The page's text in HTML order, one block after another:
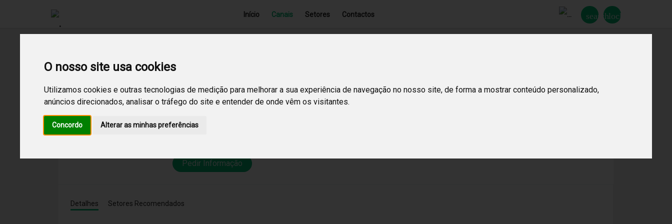
O nosso site usa cookies
Utilizamos cookies e outras tecnologias de medição para melhorar a sua experiência de navegação no nosso site, de forma a mostrar conteúdo personalizado,
anúncios direcionados, analisar o tráfego do site e entender de onde vêm os visitantes.
Concordo Alterar as minhas preferências
lock_open
search
Início Canais Setores Contactos
Canal Wave
500 músicas
Canal futurista para criar ambientes elegantes e modernos, com variadas tendências totalmente "fora da caixa". Uma mistura de sons
Pedir Informação
Detalhes Setores Recomendados